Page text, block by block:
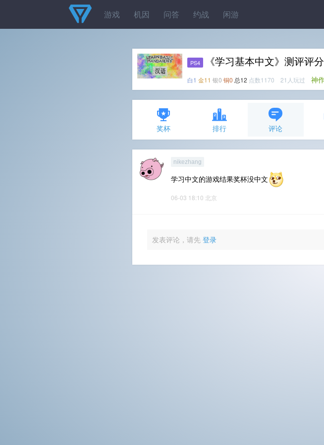
游戏 机因 问答 约战 闲游
PS4 《学习基本中文》测评评分
白1 金11 银0 铜0 总12 点数1170 21人玩过 神
奖杯 排行 评论
nikezhang
学习中文的游戏结果奖杯没中文
06-03 18:10 北京
发表评论，请先 登录